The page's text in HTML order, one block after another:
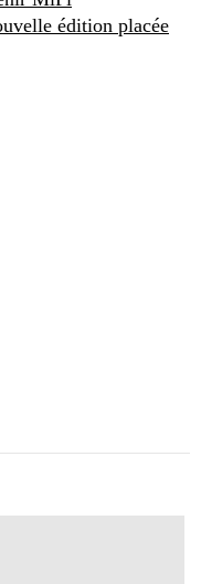
édition placée